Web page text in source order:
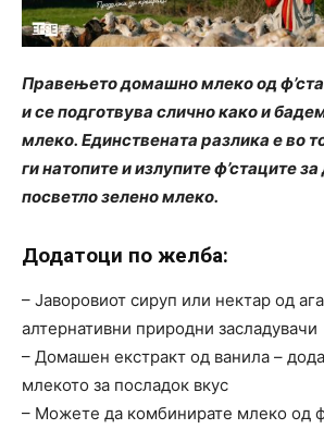
Правењето домашно млеко од
и се подготвува слично како и
млеко. Единствената разлика е во
ги натопите и излупите ф’стаците
посветло зелено млеко.
Додатоци по желба:
– Јаворовиот сируп или нектар од
алтернативни природни засладувачи
– Домашен екстракт од ванила –
млекото за посладок вкус
– Можете да комбинирате млеко од